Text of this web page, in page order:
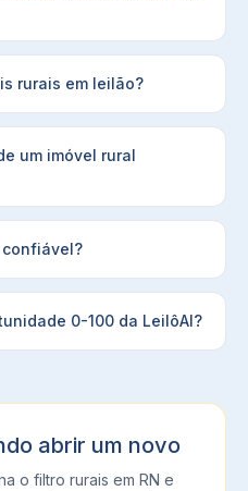
rurais em leilão?
um imóvel rural
confiável?
0-100 da LeilôAI?
abrir um novo
o filtro rurais em RN e